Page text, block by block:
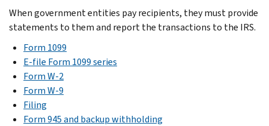
When government entities pay recipients, they must provide
statements to them and report the transactions to the IRS.
Form 1099
E-file Form 1099 series
Form W-2
Form W-9
Filing
Form 945 and backup withholding